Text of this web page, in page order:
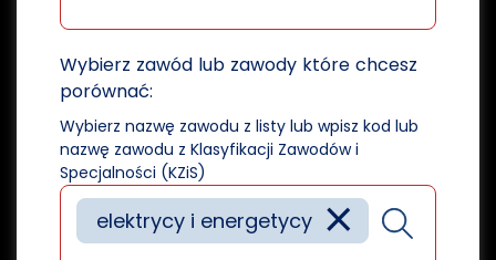
Wybierz zawód lub zawody które chcesz
porównać:
Wybierz nazwę zawodu z listy lub wpisz kod lub
nazwę zawodu z Klasyfikacji Zawodów i
Specjalności (KZiS)
×
elektrycy i energetycy